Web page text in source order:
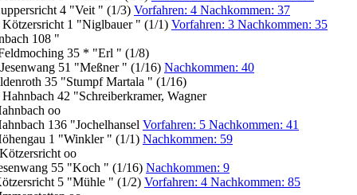
4 "Veit " (1/3) Vorfahren: 4 Nachkommen: 37
Kötzersricht 1 "Niglbauer " (1/1) Vorfahren: 3 Nachkommen: 35
108 "
35 * "Erl " (1/8)
51 "Meßner " (1/16) Nachkommen: 40
35 "Stumpf Martala " (1/16)
Hahnbach 42 "Schreiberkramer, Wagner
oo
136 "Jochelhansel Vorfahren: 5 Nachkommen: 41
1 "Winkler " (1/1) Nachkommen: 59
oo
55 "Koch " (1/16) Nachkommen: 9
5 "Mühle " (1/2) Vorfahren: 4 Nachkommen: 85